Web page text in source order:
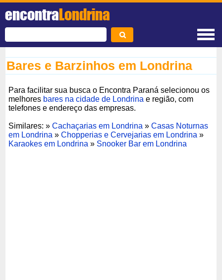
encontraLondrina
Bares e Barzinhos em Londrina
Para facilitar sua busca o Encontra Paraná selecionou os
melhores bares na cidade de Londrina e região, com
telefones e endereço das empresas.
Similares: »Cachaçarias em Londrina »Casas Noturnas
em Londrina »Chopperias e Cervejarias em Londrina »
Karaokes em Londrina» Snooker Bar em Londrina